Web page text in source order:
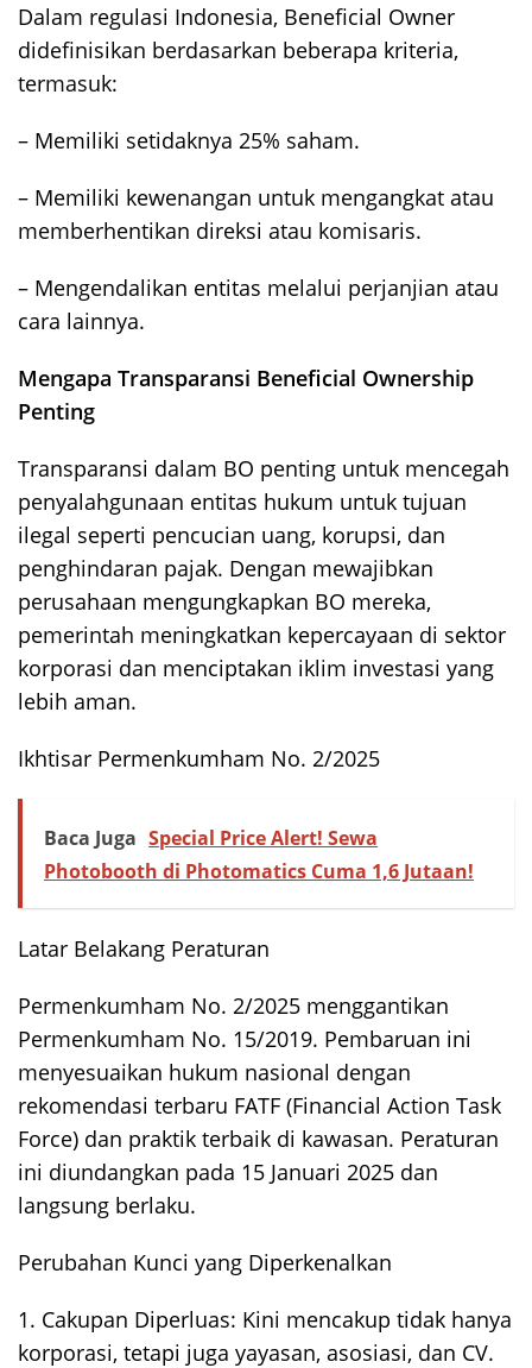
Dalam regulasi Indonesia, Beneficial Owner
didefinisikan berdasarkan beberapa kriteria,
termasuk:
– Memiliki setidaknya 25% saham.
– Memiliki kewenangan untuk mengangkat atau
memberhentikan direksi atau komisaris.
– Mengendalikan entitas melalui perjanjian atau
cara lainnya.
Mengapa Transparansi Beneficial Ownership
Penting
Transparansi dalam BO penting untuk mencegah
penyalahgunaan entitas hukum untuk tujuan
ilegal seperti pencucian uang, korupsi, dan
penghindaran pajak. Dengan mewajibkan
perusahaan mengungkapkan BO mereka,
pemerintah meningkatkan kepercayaan di sektor
korporasi dan menciptakan iklim investasi yang
lebih aman.
Ikhtisar Permenkumham No. 2/2025
Baca Juga Special Price Alert! Sewa
Photobooth di Photomatics Cuma 1,6 Jutaan!
Latar Belakang Peraturan
Permenkumham No. 2/2025 menggantikan
Permenkumham No. 15/2019. Pembaruan ini
menyesuaikan hukum nasional dengan
rekomendasi terbaru FATF (Financial Action Task
Force) dan praktik terbaik di kawasan. Peraturan
ini diundangkan pada 15 Januari 2025 dan
langsung berlaku.
Perubahan Kunci yang Diperkenalkan
1. Cakupan Diperluas: Kini mencakup tidak hanya
korporasi, tetapi juga yayasan, asosiasi, dan CV.